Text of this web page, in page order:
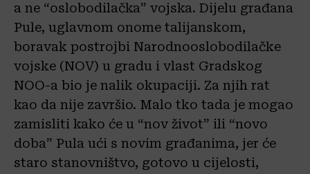
a ne “oslobodilačka” vojska. Dijelu građana
Pule, uglavnom onome talijanskom,
boravak postrojbi Narodnooslobodilačke
vojske (NOV) u gradu i vlast Gradskog
NOO-a bio je nalik okupaciji. Za njih rat
kao da nije završio. Malo tko tada je mogao
zamisliti kako će u “nov život” ili “novo
doba” Pula ući s novim građanima, jer će
staro stanovništvo, gotovo u cijelosti,